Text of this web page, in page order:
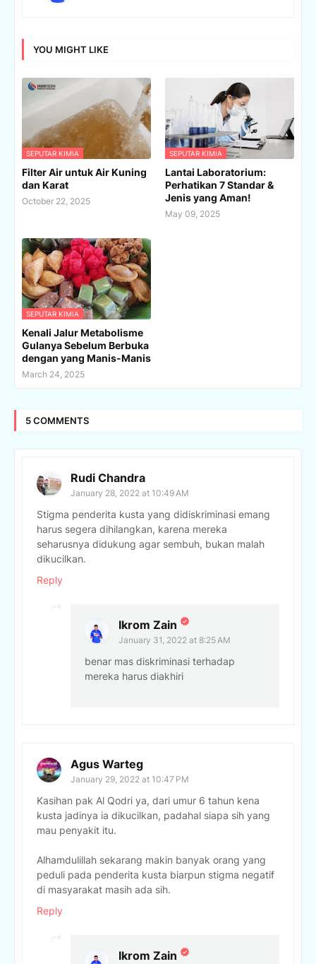
YOU MIGHT LIKE
SEPUTAR KIMIA
Filter Air untuk Air Kuning
dan Karat
October 22, 2025
SEPUTAR KIMIA
Lantai Laboratorium:
Perhatikan 7 Standar &
Jenis yang Aman!
May 09, 2025
SEPUTAR KIMIA
Kenali Jalur Metabolisme
Gulanya Sebelum Berbuka
dengan yang Manis-Manis
March 24, 2025
5 COMMENTS
Rudi Chandra
January 28, 2022 at 10:49 AM
Stigma penderita kusta yang didiskriminasi emang
harus segera dihilangkan, karena mereka
seharusnya didukung agar sembuh, bukan malah
dikucilkan.
Reply
Ikrom Zain
January 31, 2022 at 8:25 AM
benar mas diskriminasi terhadap
mereka harus diakhiri
Agus Warteg
January 29, 2022 at 10:47 PM
Kasihan pak Al Qodri ya, dari umur 6 tahun kena
kusta jadinya ia dikucilkan, padahal siapa sih yang
mau penyakit itu.
Alhamdulillah sekarang makin banyak orang yang
peduli pada penderita kusta biarpun stigma negatif
di masyarakat masih ada sih.
Reply
Ikrom Zain